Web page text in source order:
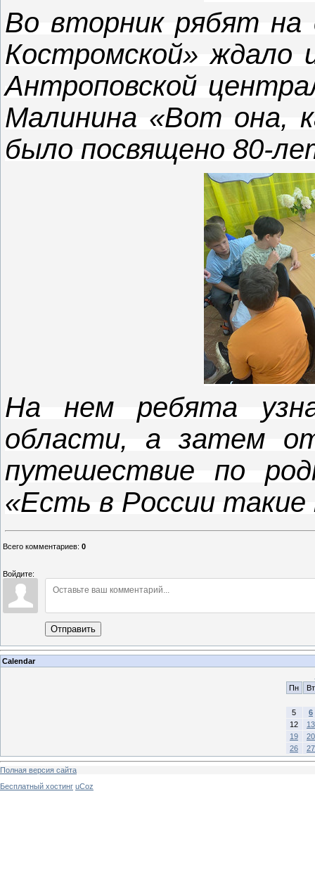
Во вторник рябят на
Костромской» ждало
Антроповской
Малинина «Вот она,
было посвящено 80-
На нем ребята
области, а затем
путешествие по
«Есть в России
Всего комментариев: 0
Войдите:
Отправить
Calendar
Пн
Вт
5
6
12
13
19
20
26
27
Полная версия сайта
Бесплатный хостинг uCoz